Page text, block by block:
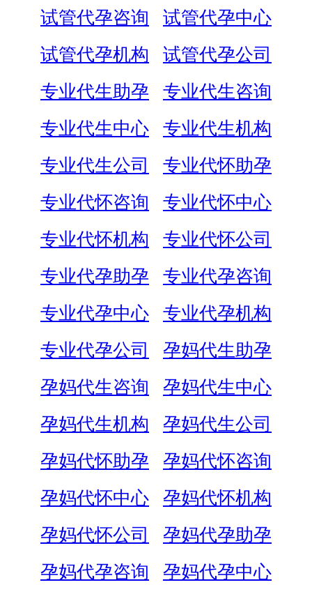
试管代孕咨询
试管代孕中心
试管代孕机构
试管代孕公司
专业代生助孕
专业代生咨询
专业代生中心
专业代生机构
专业代生公司
专业代怀助孕
专业代怀咨询
专业代怀中心
专业代怀机构
专业代怀公司
专业代孕助孕
专业代孕咨询
专业代孕中心
专业代孕机构
专业代孕公司
孕妈代生助孕
孕妈代生咨询
孕妈代生中心
孕妈代生机构
孕妈代生公司
孕妈代怀助孕
孕妈代怀咨询
孕妈代怀中心
孕妈代怀机构
孕妈代怀公司
孕妈代孕助孕
孕妈代孕咨询
孕妈代孕中心